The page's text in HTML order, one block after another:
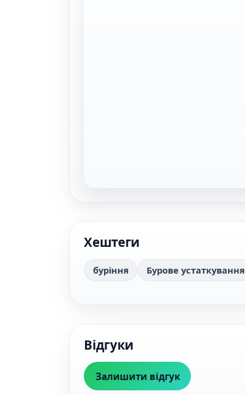
Хештеги
буріння Бурове устаткування
Відгуки
Залишити відгук